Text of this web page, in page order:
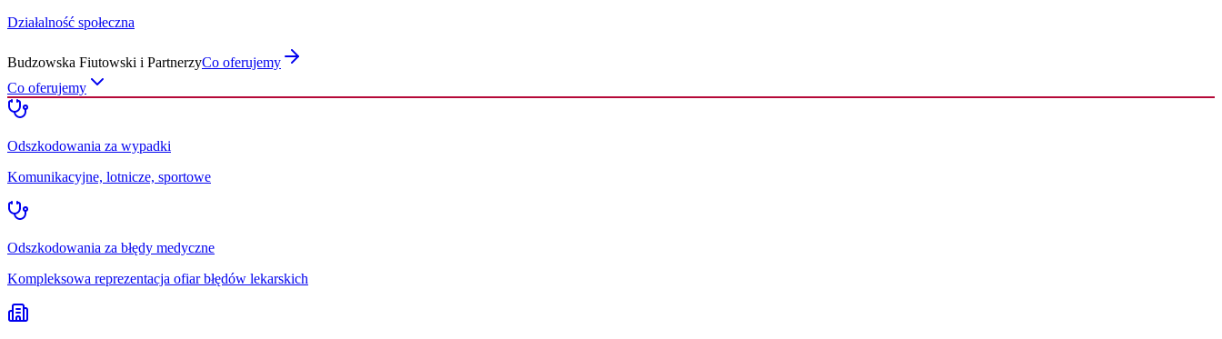
Działalność społeczna
Budzowska Fiutowski i PartnerzyCo oferujemy
Co oferujemy
Odszkodowania za wypadki
Komunikacyjne, lotnicze, sportowe
Odszkodowania za błędy medyczne
Kompleksowa reprezentacja ofiar błędów lekarskich